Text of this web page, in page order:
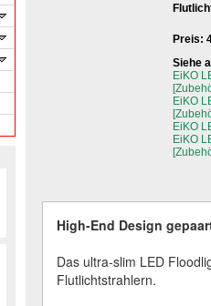
Preis:
Siehe
EiKO
EiKO
EiKO
EiKO
High-End Design
Das ultra-slim LED
Flutlichtstrahlern.